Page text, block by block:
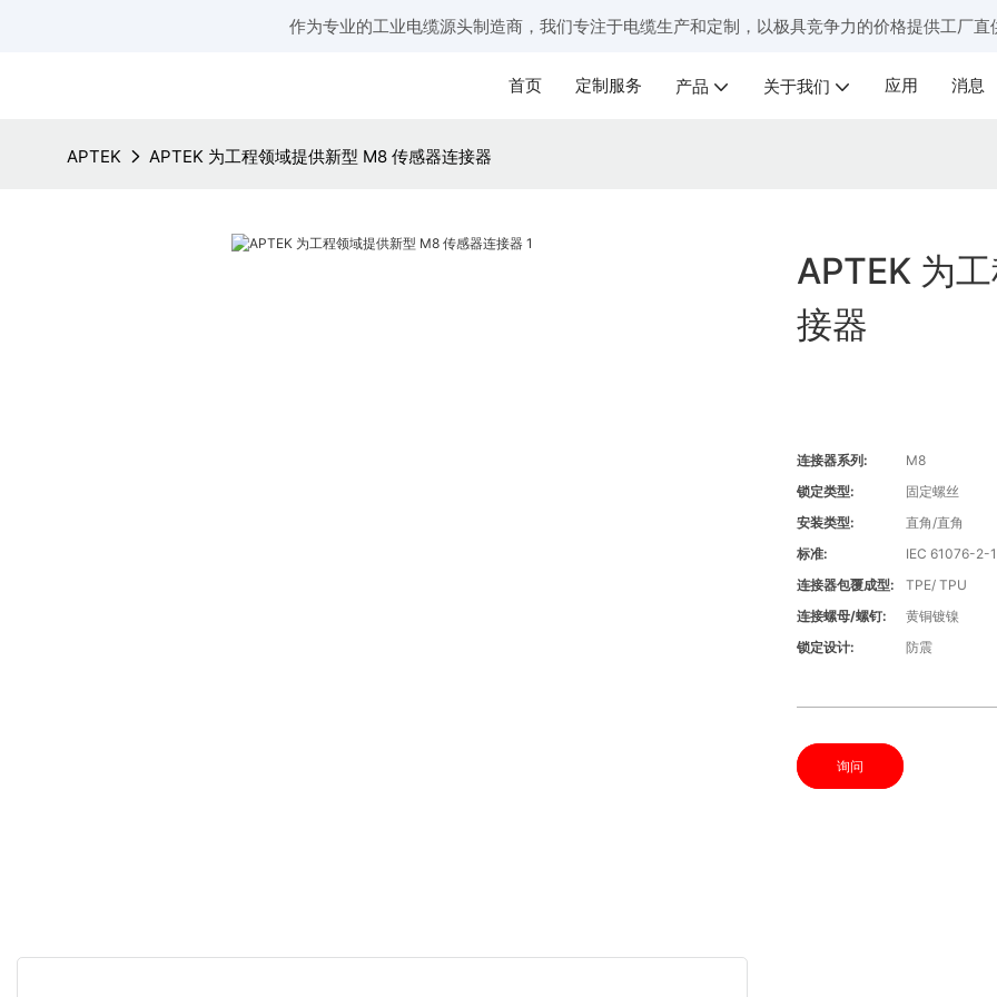
作为专业的工业电缆源头制造商，我们专注于电缆生产和定制，以极具竞争力的价格提供工厂
首页 定制服务 产品 关于我们 应用 消息
APTEK APTEK 为工程领域提供新型 M8 传感器连接器
APTEK 为
接器
连接器系列:
M8
锁定类型:
固定螺丝
安装类型:
直角/直角
标准:
IEC 61076-2-
连接器包覆成型:
TPE/ TPU
连接螺母/螺钉:
黄铜镀镍
锁定设计:
防震
询问